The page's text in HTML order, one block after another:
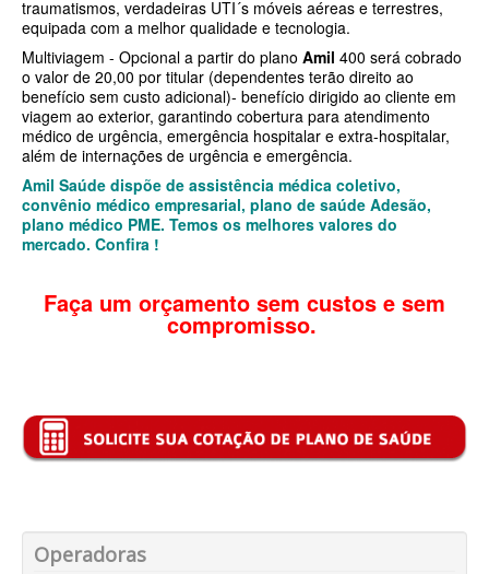
SÃO CRISTOVÃO PLANO DE SAÚDE INFANTIL
SÃO MIGUEL PLANO DE SAÚDE INFANTIL
STA CASA MAUÁ PLANO DE SAÚDE INFANTIL
TOTAL MEDCARE PLANO DE SAÚDE INFANTIL
ÚNICA PLANO DE SAÚDE INFANTIL
UNIHOSP PLANO DE SAÚDE INFANTIL
PLANO DE SAÚDE SÊNIOR
AMEPLAN PLANO DE SAÚDE SÊNIOR
BIOVIDA PLANO DE SAÚDE SÊNIOR
BLUE MED PLANO DE SAÚDE SÊNIOR
traumatismos, verdadeiras UTI´s móveis aéreas e terrestres,
equipada com a melhor qualidade e tecnologia.
Multiviagem - Opcional a partir do plano Amil 400 será cobrado
o valor de 20,00 por titular (dependentes terão direito ao
benefício sem custo adicional)- benefício dirigido ao cliente em
viagem ao exterior, garantindo cobertura para atendimento
médico de urgência, emergência hospitalar e extra-hospitalar,
além de internações de urgência e emergência.
Amil Saúde dispõe de assistência médica coletivo,
convênio médico empresarial, plano de saúde Adesão,
plano médico PME. Temos os melhores valores do
mercado. Confira !
Faça um orçamento sem custos e sem
compromisso.
Operadoras